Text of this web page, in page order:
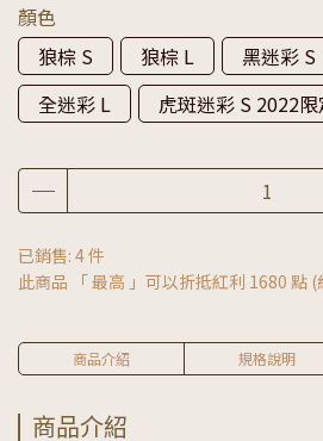
顏色
狼棕 S
狼棕 L 黑迷彩 S
全迷彩 L
虎斑迷彩 S 2022
已銷售: 4 件
此商品 「 最高 」可以折抵紅利 1680 點 (
商品介紹 規格說明
商品介紹